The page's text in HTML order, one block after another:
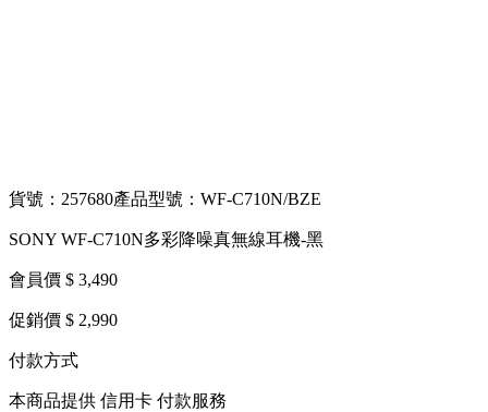
貨號：257680產品型號：WF-C710N/BZE
SONY WF-C710N多彩降噪真無線耳機-黑
會員價 $ 3,490
促銷價 $ 2,990
付款方式
本商品提供 信用卡 付款服務